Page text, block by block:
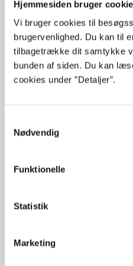
Hjemmesiden bruger
Vi bruger cookies til
brugervenlighed. Du kan til
tilbagetrække dit samtykke
bunden af siden. Du kan
cookies under ”Detaljer”.
Nødvendig
Funktionelle
Statistik
Marketing
Artikler
Alle registrerede artikler
...
...
Minder om